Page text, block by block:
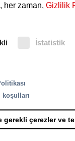
her zaman, Gizlilik
İstatistik
koşulları
gerekli çerezler ve